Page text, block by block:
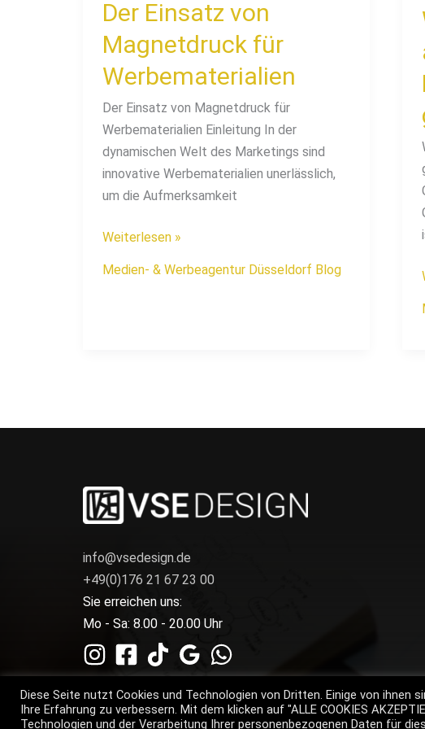
Der Einsatz von
Magnetdruck für
Werbematerialien
Der Einsatz von Magnetdruck für
Werbematerialien Einleitung In der
dynamischen Welt des Marketings sind
innovative Werbematerialien unerlässlich,
um die Aufmerksamkeit
Weiterlesen »
Medien- & Werbeagentur Düsseldorf Blog
info@vsedesign.de
+49(0)176 21 67 23 00
Sie erreichen uns:
Mo - Sa: 8.00 - 20.00 Uhr
Diese Seite nutzt Cookies und Technologien von Dritten. Einige von ihnen
Ihre Erfahrung zu verbessern. Mit dem klicken auf "ALLE COOKIES
Technologien und der Verarbeitung Ihrer personenbezogenen Daten für